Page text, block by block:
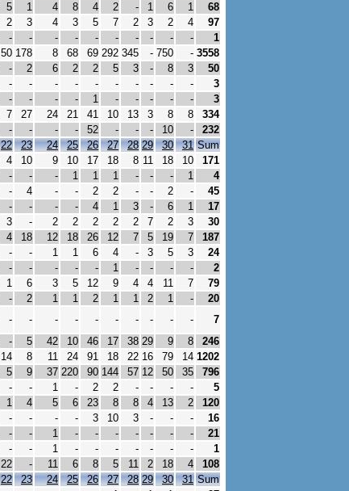
5 1 4 8 4 2 - 1 6 1
68
2 3 4 3 5 7 2 3 2 4
97
- - - - - - - - - -
1
50 178 8 68 69 292 345 - 750 - 3558
- 2 6 2 2 5 3 - 8 3
50
- - - - - - - - - -
3
- - - - 1 - - - - -
3
7 27 24 21 41 10 13 3 8 8
334
- - - - 52 - - - 10 -
232
22 23 24 25 26 27 28 29 30 31 Sum
4 10 9 10 17 18 8 11 18 10
171
- - - 1 1 1 - - - 1
4
- 4 - - 2 2 - - 2 -
45
- - - - 4 1 3 - 6 1
17
3 - 2 2 2 2 2 7 2 3
30
4 18 12 18 26 12 7 5 19 7
187
- - 1 1 6 4 - 3 5 3
24
- - - - - 1 - - - -
2
1 6 3 5 12 9 4 4 11 7
79
- 2 1 1 2 1 1 2 1 -
20
- - - - - - - - - -
7
- 5 42 10 46 17 38 29 9 8
246
14 8 11 24 91 18 22 16 79 14 1202
5 9 37 220 90 144 57 12 50 35
796
- - 1 - 2 2 - - - -
5
1 4 5 6 23 8 8 4 13 2
120
- - - - 3 10 3 - - -
16
- - 1 - - - - - - -
21
- - 1 - - - - - - -
1
22 - 11 6 8 5 11 2 18 4
108
22 23 24 25 26 27 28 29 30 31 Sum